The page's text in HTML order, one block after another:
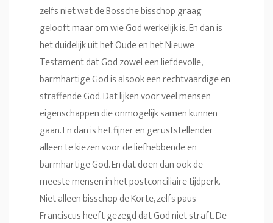
zelfs niet wat de Bossche bisschop graag
gelooft maar om wie God werkelijk is. En dan is
het duidelijk uit het Oude en het Nieuwe
Testament dat God zowel een liefdevolle,
barmhartige God is alsook een rechtvaardige en
straffende God. Dat lijken voor veel mensen
eigenschappen die onmogelijk samen kunnen
gaan. En dan is het fijner en geruststellender
alleen te kiezen voor de liefhebbende en
barmhartige God. En dat doen dan ook de
meeste mensen in het postconciliaire tijdperk.
Niet alleen bisschop de Korte, zelfs paus
Franciscus heeft gezegd dat God niet straft. De